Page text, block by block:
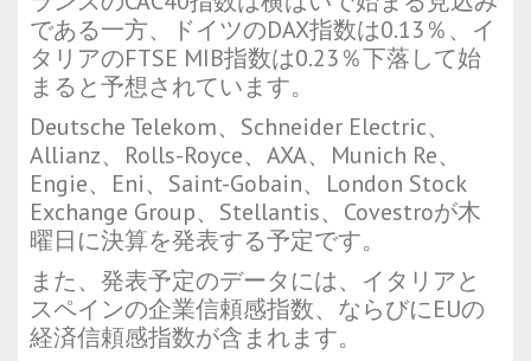
である一方、ドイツのDAX指数は0.13％、イ
タリアのFTSE MIB指数は0.23％下落して始
まると予想されています。
Deutsche Telekom、Schneider Electric、
Allianz、Rolls-Royce、AXA、Munich Re、
Engie、Eni、Saint-Gobain、London Stock
Exchange Group、Stellantis、Covestroが木
曜日に決算を発表する予定です。
また、発表予定のデータには、イタリアと
スペインの企業信頼感指数、ならびにEUの
経済信頼感指数が含まれます。